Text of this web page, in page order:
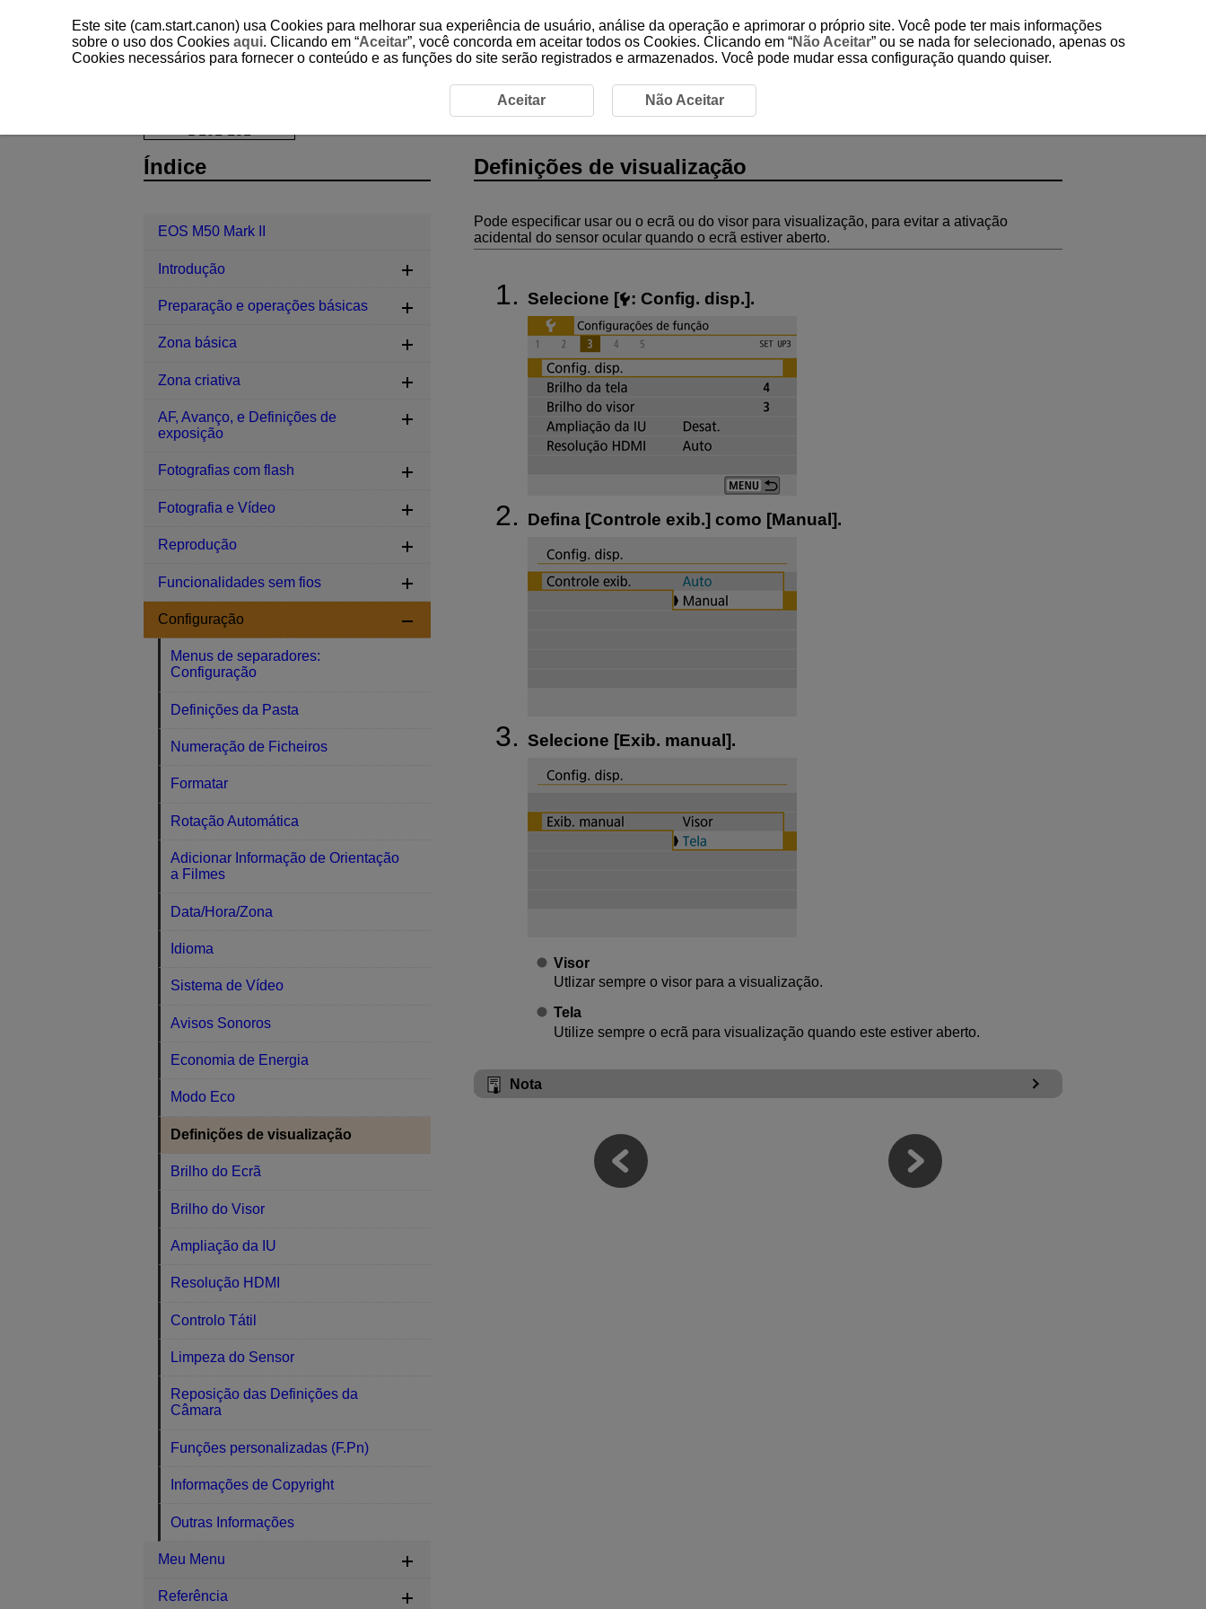
Definições de visualização
Definições de visualização
Pode especificar usar ou o ecrã ou do visor para visualização, para evitar a ativação
acidental do sensor ocular quando o ecrã estiver aberto.
Selecione [ : Config. disp.].
Defina [Controle exib.] como [Manual ].
Selecione [Exib. manual ].
Visor
Utlizar sempre o visor para a visualização.
Tela
Utilize sempre o ecrã para visualização quando este estiver aberto.
Nota
Índice
EOS M50 Mark II
Introdução
Preparação e operações básicas
Zona básica
Zona criativa
AF, Avanço, e Definições de
exposição
Fotografias com flash
Fotografia e Vídeo
Reprodução
Funcionalidades sem fios
Configuração
Menus de separadores:
Configuração
Definições da Pasta
Numeração de Ficheiros
Formatar
Rotação Automática
Adicionar Informação de Orientação
a Filmes
Data/Hora/Zona
Idioma
Sistema de Vídeo
Avisos Sonoros
Economia de Energia
Modo Eco
Definições de visualização
Brilho do Ecrã
Brilho do Visor
Ampliação da IU
Resolução HDMI
Controlo Tátil
Limpeza do Sensor
Reposição das Definições da
Câmara
Funções personalizadas (F.Pn)
Informações de Copyright
Outras Informações
Meu Menu
Referência
Este site (cam.start.canon) usa Cookies para melhorar sua experiência de usuário, análise da operação e aprimorar o próprio site. Você pode ter mais informações
sobre o uso dos Cookies aqui. Clicando em “Aceitar”, você concorda em aceitar todos os Cookies. Clicando em “Não Aceitar” ou se nada for selecionado, apenas os
Cookies necessários para fornecer o conteúdo e as funções do site serão registrados e armazenados. Você pode mudar essa configuração quando quiser.
Aceitar Não Aceitar